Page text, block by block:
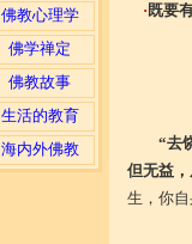
佛教心理学
佛学禅定
佛教故事
生活的教育
海内外佛教
· 既要
“去
但无益
生，你